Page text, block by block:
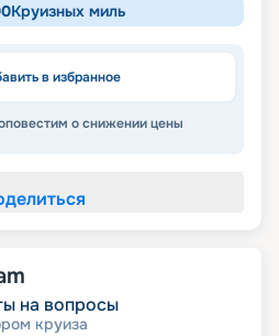
Круизных миль
в избранное
о снижении цены
на вопросы
круиза